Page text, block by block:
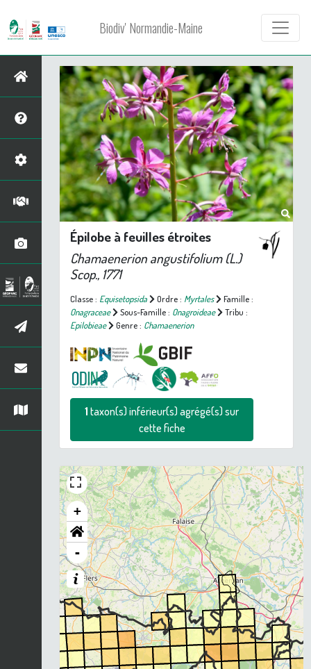
Biodiv' Normandie-Maine
Épilobe à feuilles étroites
Chamaenerion angustifolium(L.)
Scop., 1771
Classe : Equisetopsida Ordre : Myrtales
Famille :
Onagraceae
Sous-Famille : Onagroideae
Tribu :
Epilobieae
Genre : Chamaenerion
1taxon(s) inférieur(s) agrégé(s) sur
cette fiche
+
-